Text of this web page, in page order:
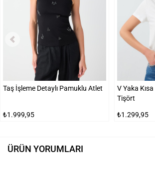
Taş İşleme Detaylı Pamuklu Atlet
₺1.999,95
V Yaka
Tişört
₺1.299,95
ÜRÜN YORUMLARI